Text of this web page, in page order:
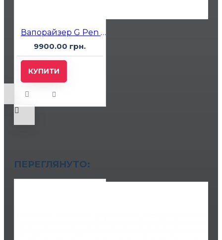
Вапорайзер G Pen Hyer Black
9900.00 грн.
КУПИТИ
ПЕРЕГЛЯНУТО: